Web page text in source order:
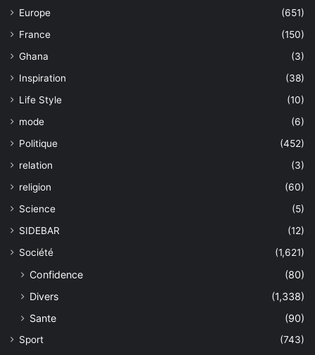
Europe
(651)
France
(150)
Ghana
(3)
Inspiration
(38)
Life Style
(10)
mode
(6)
Politique
(452)
relation
(3)
religion
(60)
Science
(5)
SIDEBAR
(12)
Société
(1,621)
Confidence
(80)
Divers
(1,338)
Sante
(90)
Sport
(743)